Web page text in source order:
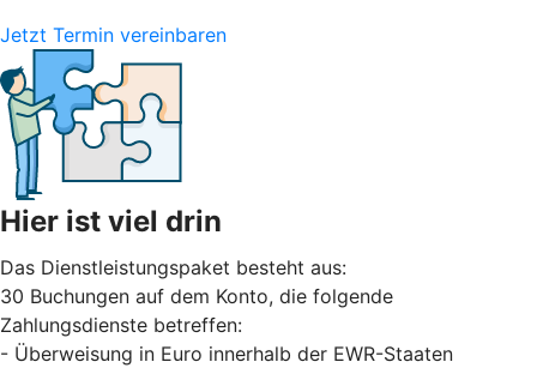
Jetzt Termin vereinbaren
Hier ist viel drin
Das Dienstleistungspaket besteht aus:
30 Buchungen auf dem Konto, die folgende
Zahlungsdienste betreffen:
- Überweisung in Euro innerhalb der EWR-Staaten